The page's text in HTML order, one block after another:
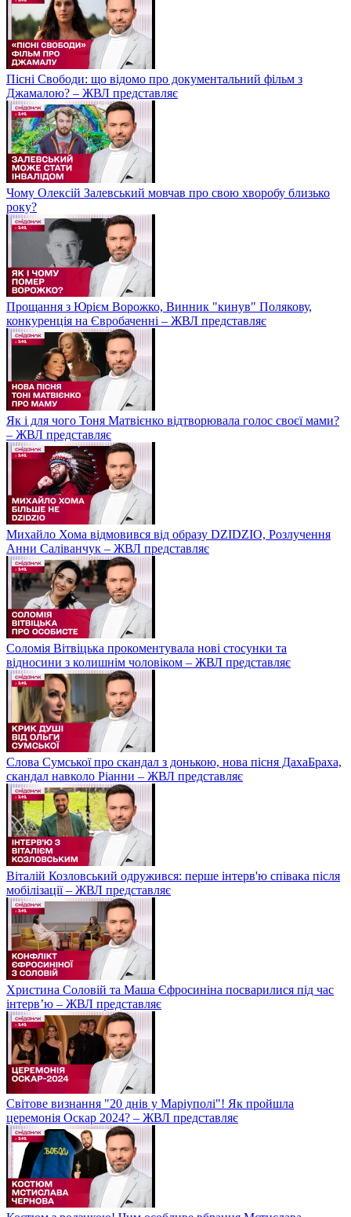
Пісні Свободи: що відомо про документальний фільм з
Джамалою? – ЖВЛ представляє
Чому Олексій Залевський мовчав про свою хворобу близько
року?
Прощання з Юрієм Ворожко, Винник "кинув" Полякову,
конкуренція на Євробаченні – ЖВЛ представляє
Як і для чого Тоня Матвієнко відтворювала голос своєї мами?
– ЖВЛ представляє
Михайло Хома відмовився від образу DZIDZIO, Розлучення
Анни Саліванчук – ЖВЛ представляє
Соломія Вітвіцька прокоментувала нові стосунки та
відносини з колишнім чоловіком – ЖВЛ представляє
Слова Сумської про скандал з донькою, нова пісня ДахаБраха,
скандал навколо Ріанни – ЖВЛ представляє
Віталій Козловський одружився: перше інтерв'ю співака після
мобілізації – ЖВЛ представляє
Христина Соловій та Маша Єфросиніна посварилися під час
інтерв’ю – ЖВЛ представляє
Світове визнання "20 днів у Маріуполі"! Як пройшла
церемонія Оскар 2024? – ЖВЛ представляє